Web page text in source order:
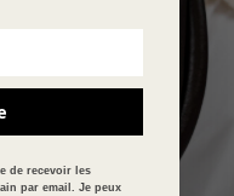
de recevoir les
par email. Je peux